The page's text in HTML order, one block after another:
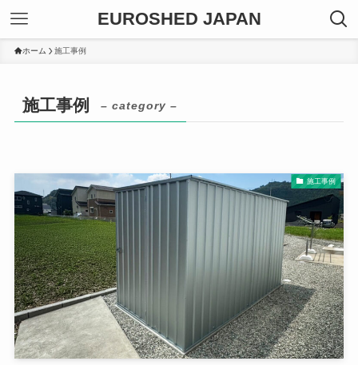
EUROSHED JAPAN
ホーム 施工事例
施工事例 – category –
施工事例